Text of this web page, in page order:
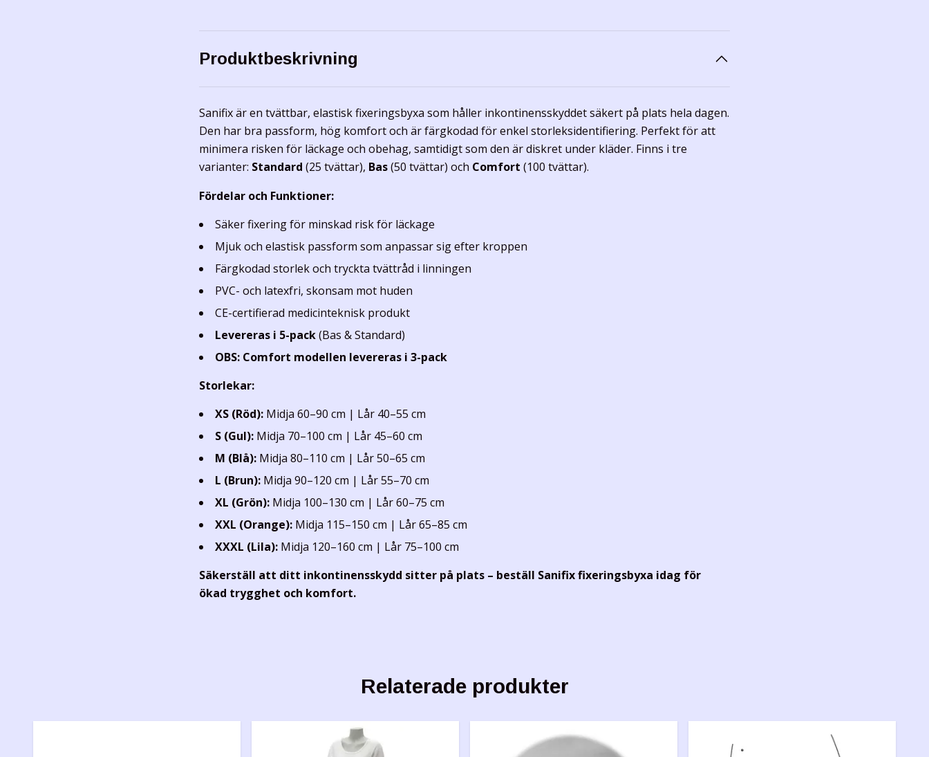
Produktbeskrivning
Sanifix är en tvättbar, elastisk fixeringsbyxa som håller inkontinensskyddet säkert på plats hela dagen.
Den har bra passform, hög komfort och är färgkodad för enkel storleksidentifiering. Perfekt för att
minimera risken för läckage och obehag, samtidigt som den är diskret under kläder. Finns i tre
varianter: Standard (25 tvättar), Bas(50 tvättar) och Comfort (100 tvättar).
Fördelar och Funktioner:
Säker fixering för minskad risk för läckage
Mjuk och elastisk passform som anpassar sig efter kroppen
Färgkodad storlek och tryckta tvättråd i linningen
PVC- och latexfri, skonsam mot huden
CE-certifierad medicinteknisk produkt
Levereras i 5-pack(Bas & Standard)
OBS: Comfort modellen levereras i 3-pack
Storlekar:
XS (Röd): Midja 60–90 cm | Lår 40–55 cm
S (Gul): Midja 70–100 cm | Lår 45–60 cm
M (Blå): Midja 80–110 cm | Lår 50–65 cm
L (Brun): Midja 90–120 cm | Lår 55–70 cm
XL (Grön): Midja 100–130 cm | Lår 60–75 cm
XXL (Orange): Midja 115–150 cm | Lår 65–85 cm
XXXL (Lila): Midja 120–160 cm | Lår 75–100 cm
Säkerställ att ditt inkontinensskydd sitter på plats – beställ Sanifix fixeringsbyxa idag för
ökad trygghet och komfort.
Relaterade produkter